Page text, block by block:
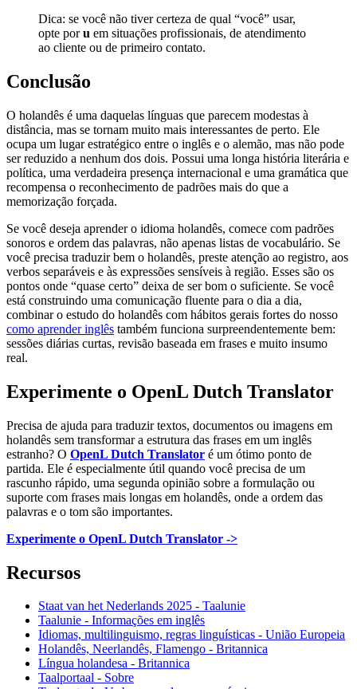
Dica: se você não tiver certeza de qual “você” usar,
opte poru em situações profissionais, de atendimento
ao cliente ou de primeiro contato.
Conclusão
O holandês é uma daquelas línguas que parecem modestas à
distância, mas se tornam muito mais interessantes de perto. Ele
ocupa um lugar estratégico entre o inglês e o alemão, mas não pode
ser reduzido a nenhum dos dois. Possui uma longa história literária e
política, uma verdadeira presença internacional e uma gramática que
recompensa o reconhecimento de padrões mais do que a
memorização forçada.
Se você deseja aprender o idioma holandês, comece com padrões
sonoros e ordem das palavras, não apenas listas de vocabulário. Se
você precisa traduzir bem o holandês, preste atenção ao registro, aos
verbos separáveis e às expressões sensíveis à região. Esses são os
pontos onde “quase certo” deixa de ser bom o suficiente. Se você
está construindo uma comunicação fluente para o dia a dia,
combinar o estudo do holandês com hábitos gerais fortes do nosso
como aprender inglês também funciona surpreendentemente bem:
sessões diárias curtas, revisão baseada em frases e muito insumo
real.
Experimente o OpenL Dutch Translator
Precisa de ajuda para traduzir textos, documentos ou imagens em
holandês sem transformar a estrutura das frases em um inglês
estranho? O OpenL Dutch Translator é um ótimo ponto de
partida. Ele é especialmente útil quando você precisa de um
rascunho rápido, uma segunda opinião sobre a formulação ou
suporte com frases mais longas em holandês, onde a ordem das
palavras e o tom são importantes.
Experimente o OpenL Dutch Translator ->
Recursos
Staat van het Nederlands 2025 - Taalunie
Taalunie - Informações em inglês
Idiomas, multilinguismo, regras linguísticas - União Europeia
Holandês, Neerlandês, Flamengo - Britannica
Língua holandesa - Britannica
Taalportaal - Sobre